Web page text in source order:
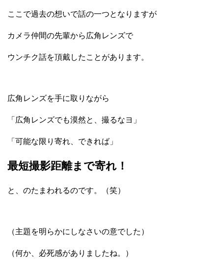
ここで過去の想いで話の一つとなりますが
カメラ仲間の先輩から広角レンズで
ウンチク話を頂戴したことがあります。
広角レンズを手に取りながら
「広角レンズでも漠然と、撮るなヨ」
「可能な限り寄れ、できれば」
最短撮影距離まで寄れ！
と、のたまわれるのです。（笑）
（主題を明らかにしなさいの意でした）
（何か、必死感がありましたね。）